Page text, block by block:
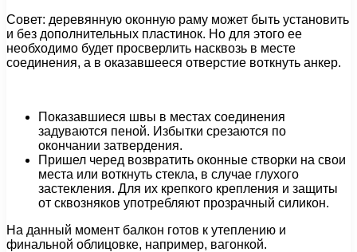
Совет: деревянную оконную раму может быть установить
и без дополнительных пластинок. Но для этого ее
необходимо будет просверлить насквозь в месте
соединения, а в оказавшееся отверстие воткнуть анкер.
Показавшиеся швы в местах соединения
задуваются пеной. Избытки срезаются по
окончании затвердения.
Пришел черед возвратить оконные створки на свои
места или воткнуть стекла, в случае глухого
застекления. Для их крепкого крепления и защиты
от сквозняков употребляют прозрачный силикон.
На данный момент балкон готов к утеплению и
финальной облицовке, например, вагонкой.